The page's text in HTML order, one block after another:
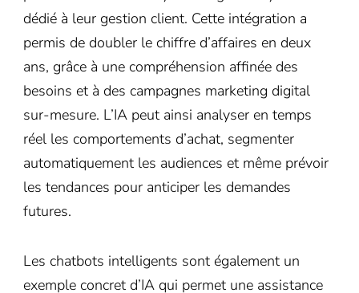
dédié à leur gestion client. Cette intégration a
permis de doubler le chiffre d’affaires en deux
ans, grâce à une compréhension affinée des
besoins et à des campagnes marketing digital
sur-mesure. L’IA peut ainsi analyser en temps
réel les comportements d’achat, segmenter
automatiquement les audiences et même prévoir
les tendances pour anticiper les demandes
futures.
Les chatbots intelligents sont également un
exemple concret d’IA qui permet une assistance